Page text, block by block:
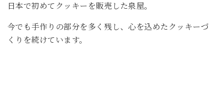
日本で初めてクッキーを販売した泉屋。
今でも手作りの部分を多く残し、心を込めたクッキーづ
くりを続けています。